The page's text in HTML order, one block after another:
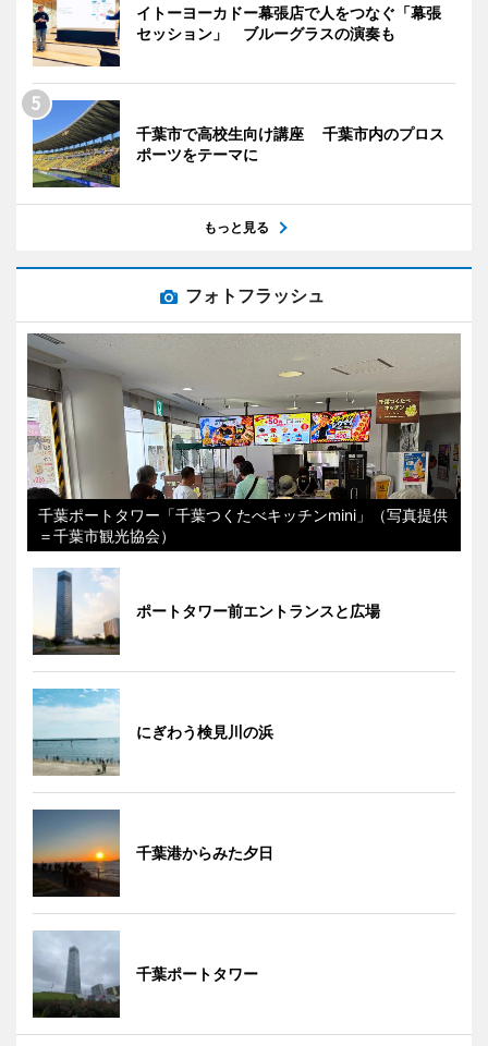
イトーヨーカドー幕張店で人をつなぐ「幕張
セッション」 ブルーグラスの演奏も
千葉市で高校生向け講座 千葉市内のプロス
ポーツをテーマに
もっと見る
フォトフラッシュ
千葉ポートタワー「千葉つくたべキッチンmini」（写真提供
＝千葉市観光協会）
ポートタワー前エントランスと広場
にぎわう検見川の浜
千葉港からみた夕日
千葉ポートタワー